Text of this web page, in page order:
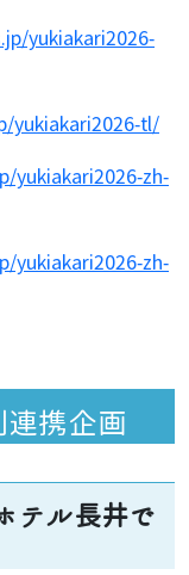
yukiakari2026-
yukiakari2026-tl/
yukiakari2026-zh-
yukiakari2026-zh-
連携企画
テル長井で